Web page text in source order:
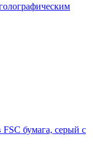
бумага, серый с